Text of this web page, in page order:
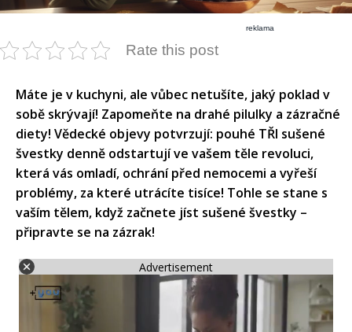
reklama
Rate this post
Máte je v kuchyni, ale vůbec netušíte, jaký poklad v
sobě skrývají! Zapomeňte na drahé pilulky a zázračné
diety! Vědecké objevy potvrzují: pouhé TŘI sušené
švestky denně odstartují ve vašem těle revoluci,
která vás omladí, ochrání před nemocemi a vyřeší
problémy, za které utrácíte tisíce! Tohle se stane s
vaším tělem, když začnete jíst sušené švestky –
připravte se na zázrak!
Advertisement